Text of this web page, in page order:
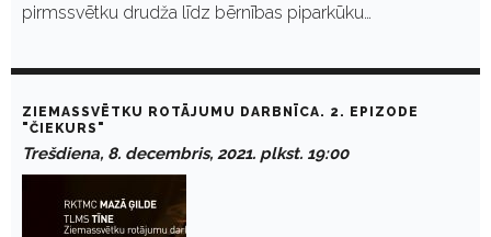
pirmssvētku drudža līdz bērnības piparkūku…
ZIEMASSVĒTKU ROTĀJUMU DARBNĪCA. 2. EPIZODE
"ČIEKURS"
Trešdiena, 8. decembris, 2021. plkst. 19:00